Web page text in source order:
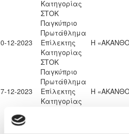
Κατηγορίας
ΣΤΟΚ
12-2023
Παγκύπριο
Πρωτάθλημα
Επίλεκτης
Κατηγορίας
ΣΤΟΚ
Η
12-2023
Παγκύπριο
Πρωτάθλημα
Επίλεκτης
Κατηγορίας
Η